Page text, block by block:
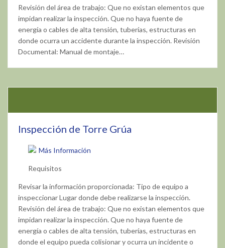
Revisión del área de trabajo: Que no existan elementos que
impidan realizar la inspección. Que no haya fuente de
energía o cables de alta tensión, tuberías, estructuras en
donde ocurra un accidente durante la inspección. Revisión
Documental: Manual de montaje…
Inspección de Torre Grúa
Más Información
Requisitos
Revisar la información proporcionada: Tipo de equipo a
inspeccionar Lugar donde debe realizarse la inspección.
Revisión del área de trabajo: Que no existan elementos que
impidan realizar la inspección. Que no haya fuente de
energía o cables de alta tensión, tuberías, estructuras en
donde el equipo pueda colisionar y ocurra un incidente o